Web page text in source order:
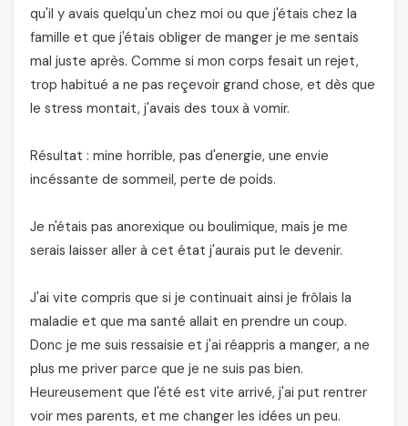
qu'il y avais quelqu'un chez moi ou que j'étais chez la
famille et que j'étais obliger de manger je me sentais
mal juste après. Comme si mon corps fesait un rejet,
trop habitué a ne pas reçevoir grand chose, et dès que
le stress montait, j'avais des toux à vomir.
Résultat : mine horrible, pas d'energie, une envie
incéssante de sommeil, perte de poids.
Je n'étais pas anorexique ou boulimique, mais je me
serais laisser aller à cet état j'aurais put le devenir.
J'ai vite compris que si je continuait ainsi je frôlais la
maladie et que ma santé allait en prendre un coup.
Donc je me suis ressaisie et j'ai réappris a manger, a ne
plus me priver parce que je ne suis pas bien.
Heureusement que l'été est vite arrivé, j'ai put rentrer
voir mes parents, et me changer les idées un peu.